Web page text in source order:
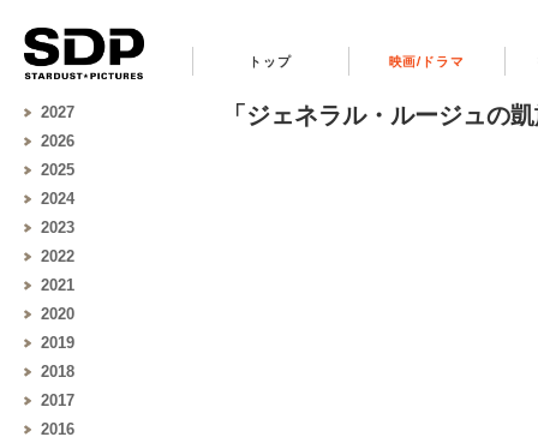
トップ 映画/ドラマ
2027
2026
2025
2024
2023
2022
2021
2020
2019
2018
2017
2016
「ジェネラル・ルージュの